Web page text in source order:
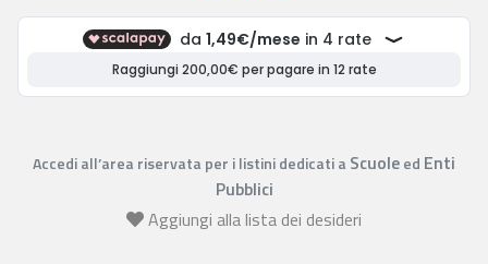
Accedi all’area riservata per i listini dedicati a Scuoleed Enti
Pubblici
Aggiungi alla lista dei desideri